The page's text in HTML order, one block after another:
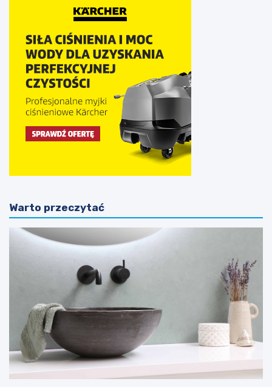
Warto przeczytać